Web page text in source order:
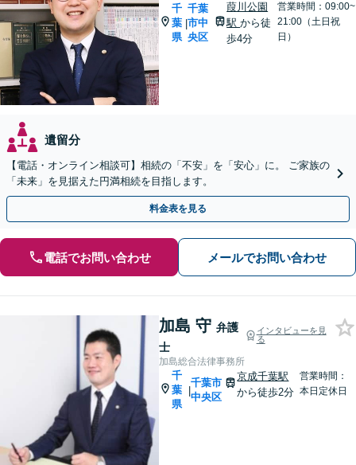
千
葉
県
|
千葉
市中
央区
葭川公園
駅から徒
歩4分
営業時間：09:00~
21:00（土日祝
日）
遺留分
【電話・オンライン相談可】相続の「不安」を「安心」に。 ご家族の
「未来」を見据えた円満相続を目指します。
料金表を見る
電話でお問い合わせ メールでお問い合わせ
加島 守 弁護
士
インタビューを見
る
加島総合法律事務所
千
葉
県
|
千葉市
中央区
京成千葉駅
から徒歩2分
営業時間：
本日定休日